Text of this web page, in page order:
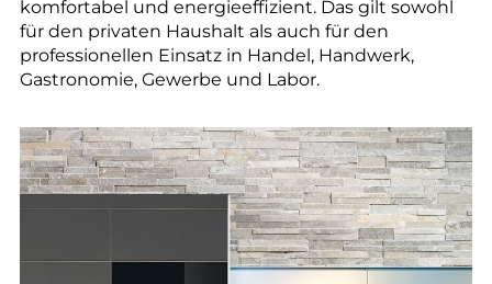
komfortabel und energieeffizient. Das gilt sowohl
für den privaten Haushalt als auch für den
professionellen Einsatz in Handel, Handwerk,
Gastronomie, Gewerbe und Labor.